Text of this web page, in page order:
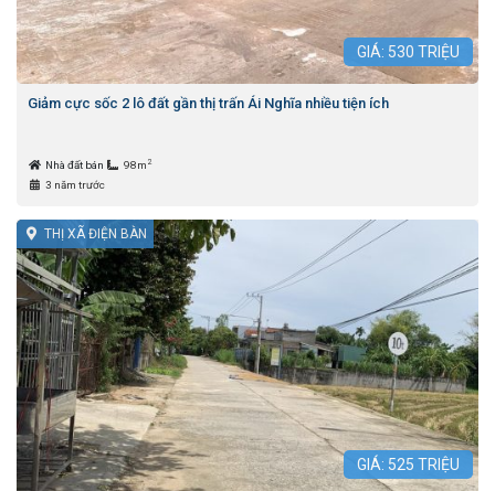
GIÁ: 530 TRIỆU
Giảm cực sốc 2 lô đất gần thị trấn Ái Nghĩa nhiều tiện ích
Nhà đất bán 98m 2
3 năm trước
THỊ XÃ ĐIỆN BÀN
GIÁ: 525 TRIỆU